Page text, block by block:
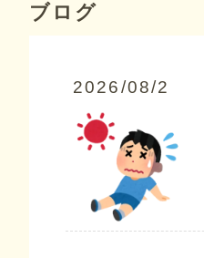
ブログ
2026/08/2